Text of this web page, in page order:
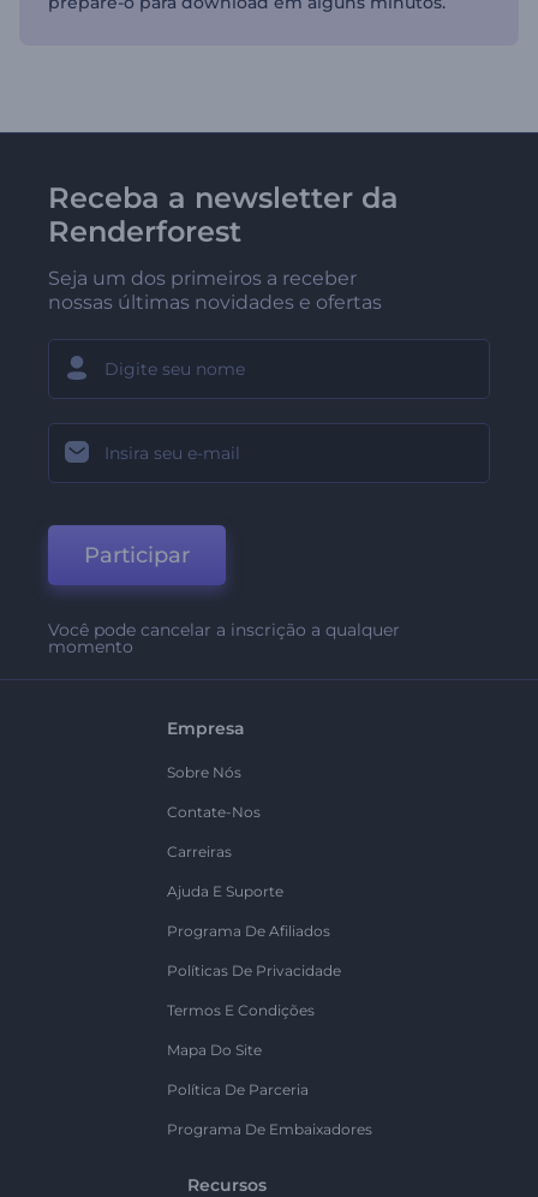
Receba a newsletter da
Renderforest
Seja um dos primeiros a receber
nossas últimas novidades e ofertas
Participar
Você pode cancelar a inscrição a qualquer
momento
Empresa
Sobre Nós
Contate-Nos
Carreiras
Ajuda E Suporte
Programa De Afiliados
Políticas De Privacidade
Termos E Condições
Mapa Do Site
Política De Parceria
Programa De Embaixadores
Recursos